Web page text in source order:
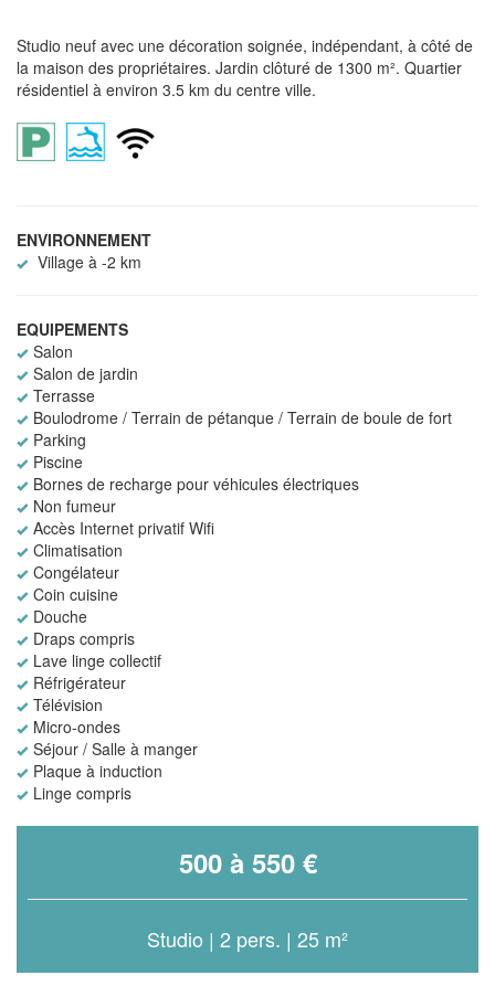
Studio neuf avec une décoration soignée, indépendant, à côté de
la maison des propriétaires. Jardin clôturé de 1300 m². Quartier
résidentiel à environ 3.5 km du centre ville.
ENVIRONNEMENT
Village à -2 km
EQUIPEMENTS
Salon
Salon de jardin
Terrasse
Boulodrome / Terrain de pétanque / Terrain de boule de fort
Parking
Piscine
Bornes de recharge pour véhicules électriques
Non fumeur
Accès Internet privatif Wifi
Climatisation
Congélateur
Coin cuisine
Douche
Draps compris
Lave linge collectif
Réfrigérateur
Télévision
Micro-ondes
Séjour / Salle à manger
Plaque à induction
Linge compris
500 à 550 €
Studio | 2 pers. | 25 m²